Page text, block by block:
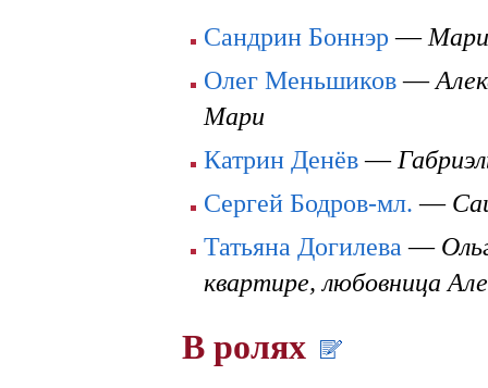
Сандрин Боннэр —
Олег Меньшиков—
Мари
Катрин Денёв—
Сергей Бодров-мл. —
Татьяна Догилева —
квартире, любовница
В ролях